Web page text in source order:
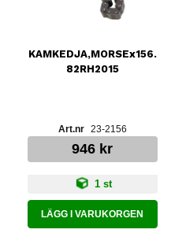
KAMKEDJA,MORSEx156.
82RH2015
23-2156
946 kr
1 st
LÄGG I VARUKORGEN